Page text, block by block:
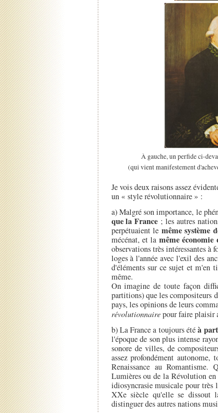
À gauche, un perfide ci-
(qui vient manifestement
Je vois deux raisons assez
un « style révolutionnaire » :
a) Malgré son importance, le
que la France ; les autres
perpétuaient le même système
mécénat, et la même économie
observations très intéressantes à
loges à l'année avec l'exil des
d'éléments sur ce sujet et m'en
même.
On imagine de toute façon
partitions) que les compositeurs
pays, les opinions de leurs
révolutionnairepour faire plaisir
b) La France a toujours étéà
l'époque de son plus intense
sonore de villes, de
assez profondément
Renaissance au
Lumières ou de la Révolution
idiosyncrasie musicale pour
XXe siècle qu'elle se dissout
distinguer des autres nations